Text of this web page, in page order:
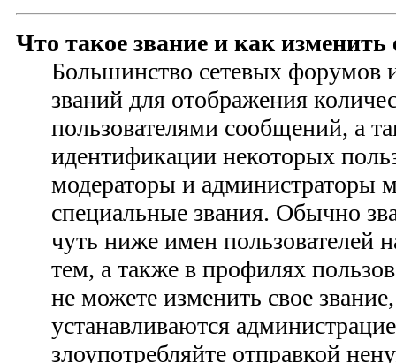
Что такое звание и как изменить
Большинство сетевых форумов
званий для отображения
пользователями сообщений, а
идентификации некоторых
модераторы и администраторы
специальные звания. Обычно
чуть ниже имен пользователей
тем, а также в профилях
не можете изменить свое
устанавливаются
злоупотребляйте отправкой